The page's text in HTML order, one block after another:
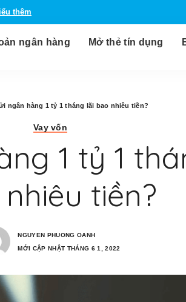
thêm
ngân hàng Mở thẻ tín dụng
ngân hàng 1 tỷ 1 tháng lãi bao nhiêu tiền?
Vay vốn
1 tỷ 1
tiền?
NGUYEN PHUONG OANH
MỚI CẬP NHẬT THÁNG 6 1, 2022